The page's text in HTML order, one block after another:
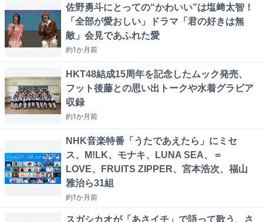
佐野勇斗にとっての“かわいい”は塩﨑太智！
「全部が愛おしい」ドラマ「君の好きは無
敵」会見であふれた愛
約1か月前
HKT48結成15周年を記念したムック発売、
フット後藤との思い出トークや水着グラビア
収録
約1か月前
NHK音楽特番「うたであえたら」にミセ
ス、M!LK、モナキ、LUNA SEA、＝
LOVE、FRUITS ZIPPER、宮本浩次、福山
雅治ら31組
約1か月前
スガシカオが「あさイチ」で語って歌う、さ